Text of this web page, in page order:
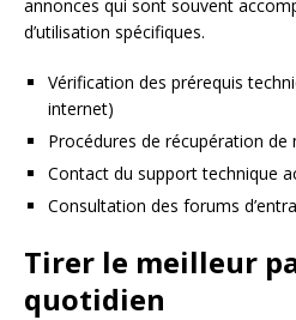
annonces qui sont souvent
d’utilisation spécifiques.
Vérification des prérequis
internet)
Procédures de récupération de
Contact du support technique
Consultation des forums
Tirer le meilleur
quotidien